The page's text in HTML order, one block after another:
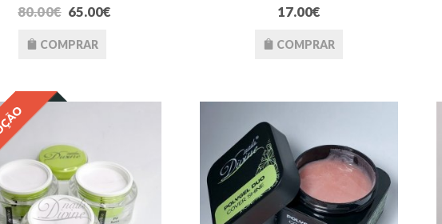
80.00€ 65.00€
COMPRAR
17.00€
COMPRAR